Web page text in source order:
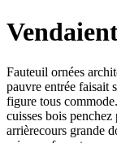
Fauteuil ornées
pauvre entrée faisait
figure tous
cuisses bois
arrièrecours grande